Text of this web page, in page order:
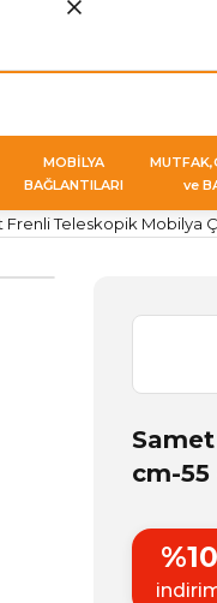
MOBİLYA
BAĞLANTILARI
ve
Frenli Teleskopik Mobilya
cm-55
%10